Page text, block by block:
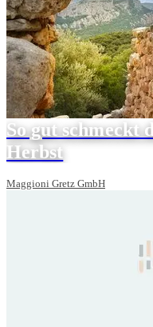
So gut schmeckt
Herbst
Maggioni Gretz GmbH